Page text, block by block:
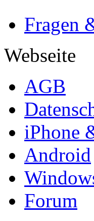
Fragen
Webseite
AGB
iPhone
Android
Forum